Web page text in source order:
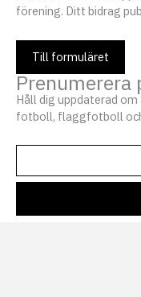
förening. Ditt bidrag
Till formuläret
Prenumerera
Håll dig uppdaterad
fotboll, flaggfotboll